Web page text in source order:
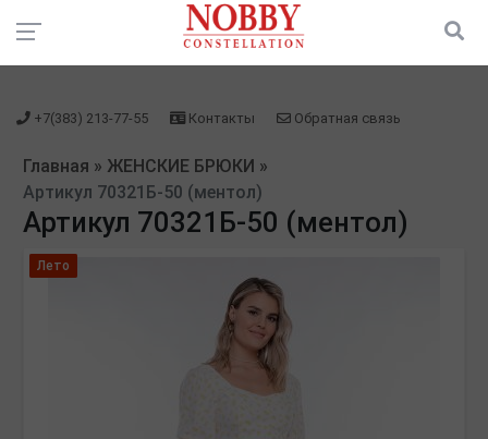
зарегистрироваться" />зарегистрироваться" />
+7(383) 213-77-55 Контакты Обратная связь
Главная » ЖЕНСКИЕ БРЮКИ »
Артикул 70321Б-50 (ментол)
Артикул 70321Б-50 (ментол)
Лето